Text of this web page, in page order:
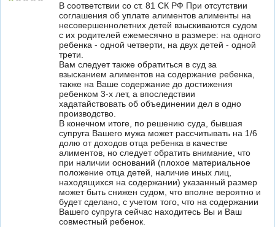
В соответствии со ст. 81 СК РФ При отсутствии
соглашения об уплате алиментов алименты на
несовершеннолетних детей взыскиваются судом
с их родителей ежемесячно в размере: на одного
ребенка - одной четверти, на двух детей - одной
трети.
Вам следует также обратиться в суд за
взысканием алиментов на содержание ребенка,
также на Ваше содержание до достижения
ребенком 3-х лет, а впоследствии
хадатайствовать об объединении дел в одно
производство.
В конечном итоге, по решению суда, бывшая
супруга Вашего мужа может рассчитывать на 1/6
долю от доходов отца ребенка в качестве
алиментов, но следует обратить внимание, что
при наличии оснований (плохое материальное
положение отца детей, наличие иных лиц,
находящихся на содержании) указанный размер
может быть снижен судом, что вполне вероятно и
будет сделано, с учетом того, что на содержании
Вашего супруга сейчас находитесь Вы и Ваш
совместный ребенок.